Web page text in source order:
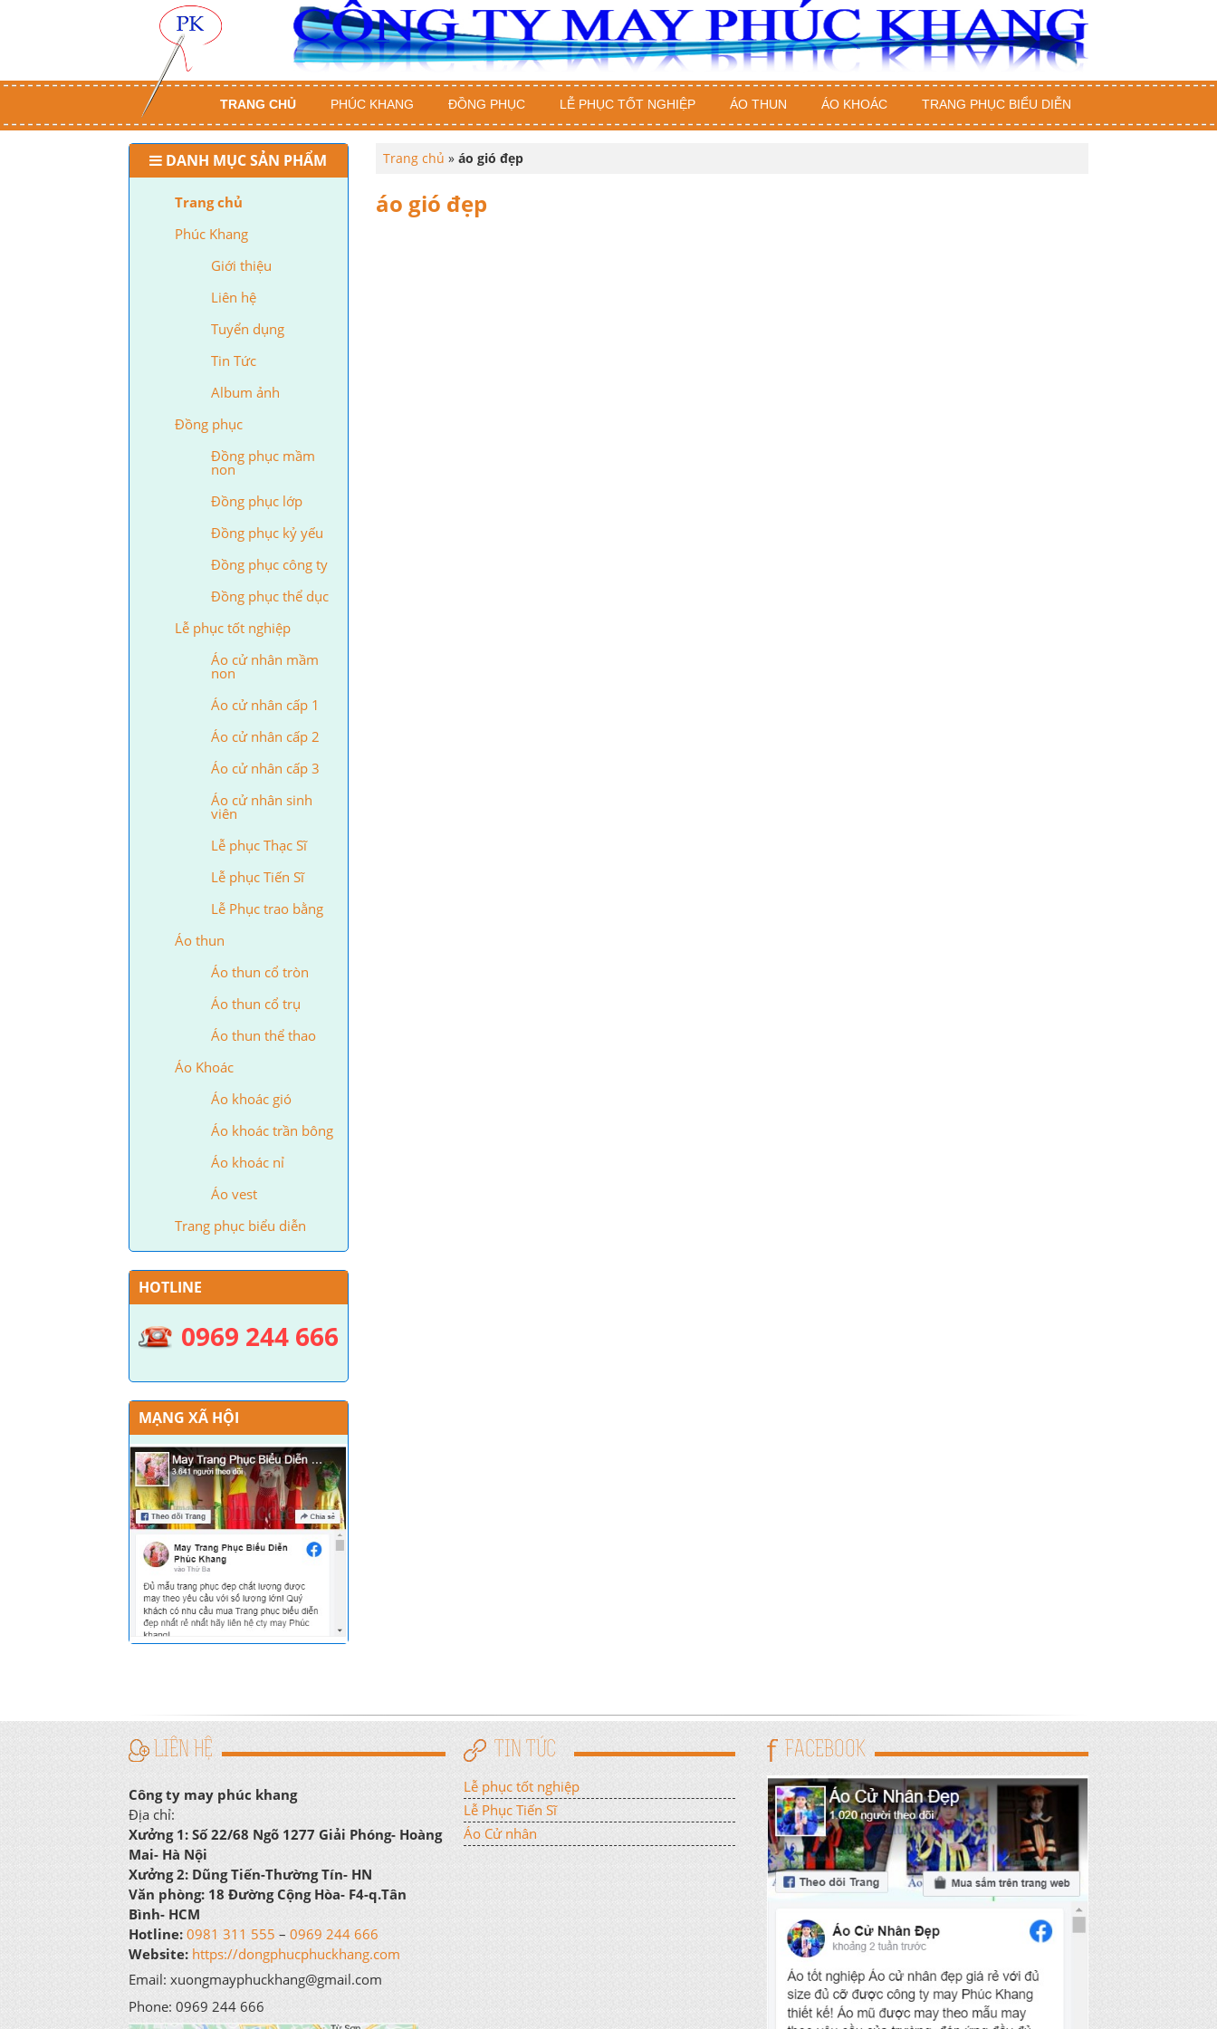
TRANG CHỦ PHÚC KHANG ĐỒNG PHỤC LỄ PHỤC TỐT NGHIỆP ÁO THUN ÁO KHOÁC TRANG PHỤC BIỂU DIỄN
DANH MỤC SẢN PHẨM
Trang chủ
Phúc Khang
Giới thiệu
Liên hệ
Tuyển dụng
Tin Tức
Album ảnh
Đồng phục
Đồng phục mầm
non
Đồng phục lớp
Đồng phục kỷ yếu
Đồng phục công ty
Đồng phục thể dục
Lễ phục tốt nghiệp
Áo cử nhân mầm
non
Áo cử nhân cấp 1
Áo cử nhân cấp 2
Áo cử nhân cấp 3
Áo cử nhân sinh
viên
Lễ phục Thạc Sĩ
Lễ phục Tiến Sĩ
Lễ Phục trao bằng
Áo thun
Áo thun cổ tròn
Áo thun cổ trụ
Áo thun thể thao
Áo Khoác
Áo khoác gió
Áo khoác trần bông
Áo khoác nỉ
Áo vest
Trang phục biểu diễn
HOTLINE
0969 244 666
MẠNG XÃ HỘI
Trang chủ » áo gió đẹp
áo gió đẹp
LIÊN HỆ
Công ty may phúc khang
Địa chỉ:
Xưởng 1: Số 22/68 Ngõ 1277 Giải Phóng- Hoàng
Mai- Hà Nội
Xưởng 2: Dũng Tiến-Thường Tín- HN
Văn phòng: 18 Đường Cộng Hòa- F4-q.Tân
Bình- HCM
Hotline: 0981 311 555 – 0969 244 666
Website: https://dongphucphuckhang.com
Email: xuongmayphuckhang@gmail.com
Phone: 0969 244 666
TIN TỨC
Lễ phục tốt nghiệp
Lễ Phục Tiến Sĩ
Áo Cử nhân
FACEBOOK